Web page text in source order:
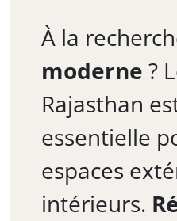
À la
moderne ?
Rajasthan
essentielle
espaces
intérieurs.